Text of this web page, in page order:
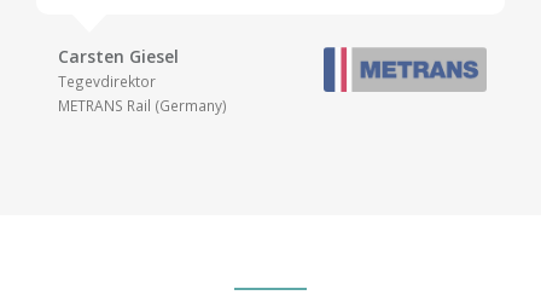
Carsten Giesel
Tegevdirektor
METRANS Rail (Germany)